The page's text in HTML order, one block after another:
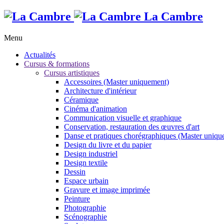
La Cambre
Menu
Actualités
Cursus & formations
Cursus artistiques
Accessoires (Master uniquement)
Architecture d'intérieur
Céramique
Cinéma d'animation
Communication visuelle et graphique
Conservation, restauration des œuvres d'art
Danse et pratiques chorégraphiques (Master
Design du livre et du papier
Design industriel
Design textile
Dessin
Espace urbain
Gravure et image imprimée
Peinture
Photographie
Scénographie